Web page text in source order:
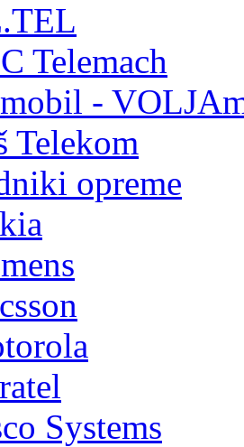
Telemach
-
Telekom
opreme
Systems